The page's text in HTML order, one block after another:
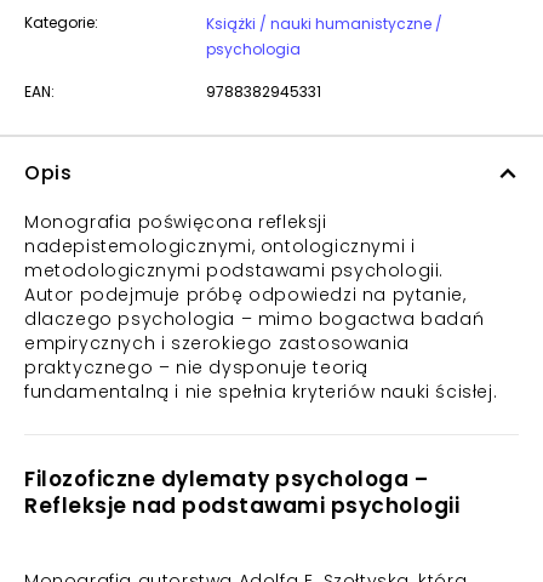
Kategorie:
Książki / nauki humanistyczne /
psychologia
EAN: 9788382945331
Opis
Monografia poświęcona refleksji
nadepistemologicznymi, ontologicznymi i
metodologicznymi podstawami psychologii.
Autor podejmuje próbę odpowiedzi na pytanie,
dlaczego psychologia – mimo bogactwa badań
empirycznych i szerokiego zastosowania
praktycznego – nie dysponuje teorią
fundamentalną i nie spełnia kryteriów nauki ścisłej.
Filozoficzne dylematy psychologa –
Refleksje nad podstawami psychologii